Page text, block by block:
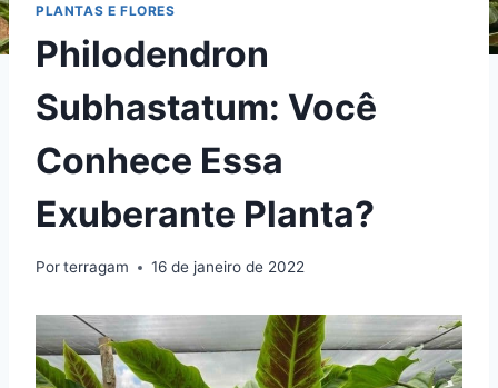
PLANTAS E FLORES
Philodendron
Subhastatum: Você
Conhece Essa
Exuberante Planta?
Porterragam 16 de janeiro de 2022